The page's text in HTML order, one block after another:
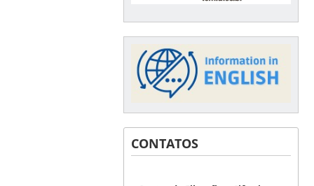
CONTATOS